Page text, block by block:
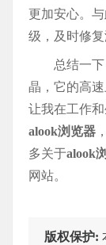
更加安心。与
级，及时修
总结一下
晶，它的高
让我在工作
alook浏览器
多关于alook
网站。
版权保护: